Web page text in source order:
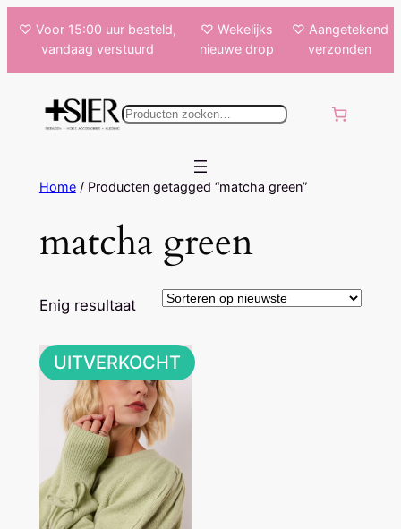
♡ Voor 15:00 uur besteld,
vandaag verstuurd
♡ Wekelijks
nieuwe drop
♡ Aangetekend
verzonden
k
Home/ Producten getagged “matcha green”
matcha green
Enig resultaat
UITVERKOCHT